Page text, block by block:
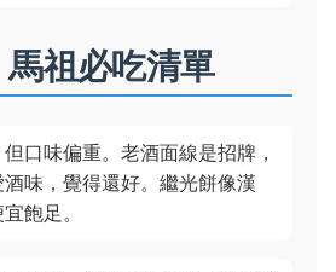
祖必吃清單
口味偏重。老酒面線是招牌，
味，覺得還好。繼光餅像漢
飽足。